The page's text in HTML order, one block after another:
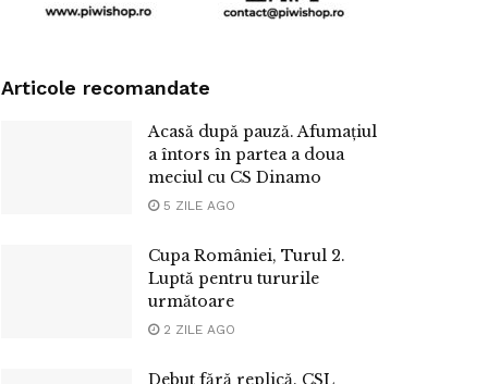
Articole recomandate
Acasă după pauză. Afumațiul
a întors în partea a doua
meciul cu CS Dinamo
5 ZILE AGO
Cupa României, Turul 2.
Luptă pentru tururile
următoare
2 ZILE AGO
Debut fără replică. CSL